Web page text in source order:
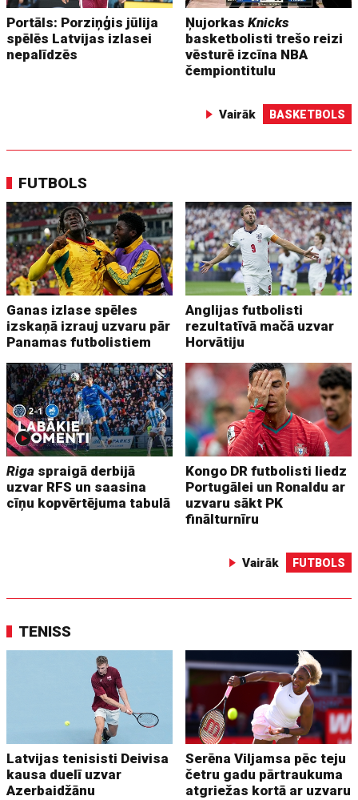
Portāls: Porziņģis jūlija
spēlēs Latvijas izlasei
nepalīdzēs
ŅujorkasKnicks
basketbolisti trešo reizi
vēsturē izcīna NBA
čempiontitulu
Vairāk BASKETBOLS
FUTBOLS
Ganas izlase spēles
izskaņā izrauj uzvaru pār
Panamas futbolistiem
Anglijas futbolisti
rezultatīvā mačā uzvar
Horvātiju
Riga spraigā derbijā
uzvar RFS un saasina
cīņu kopvērtējuma tabulā
Kongo DR futbolisti liedz
Portugālei un Ronaldu ar
uzvaru sākt PK
finālturnīru
Vairāk FUTBOLS
TENISS
Latvijas tenisisti Deivisa
kausa duelī uzvar
Azerbaidžānu
Serēna Viljamsa pēc teju
četru gadu pārtraukuma
atgriežas kortā ar uzvaru